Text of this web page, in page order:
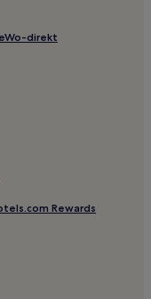
direkt
Rewards